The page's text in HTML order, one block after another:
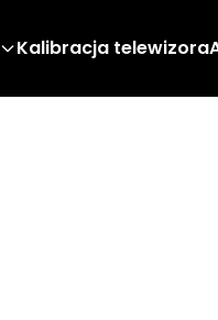
Kalibracja telewizora